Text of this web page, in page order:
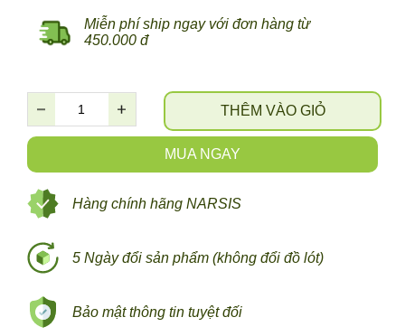
MUA NGAY
THÊM VÀO GIỎ
Miễn phí ship ngay với đơn hàng từ
450.000 đ
5 Ngày đổi sản phẩm (không đổi đồ lót)
Bảo mật thông tin tuyệt đối
Hàng chính hãng NARSIS